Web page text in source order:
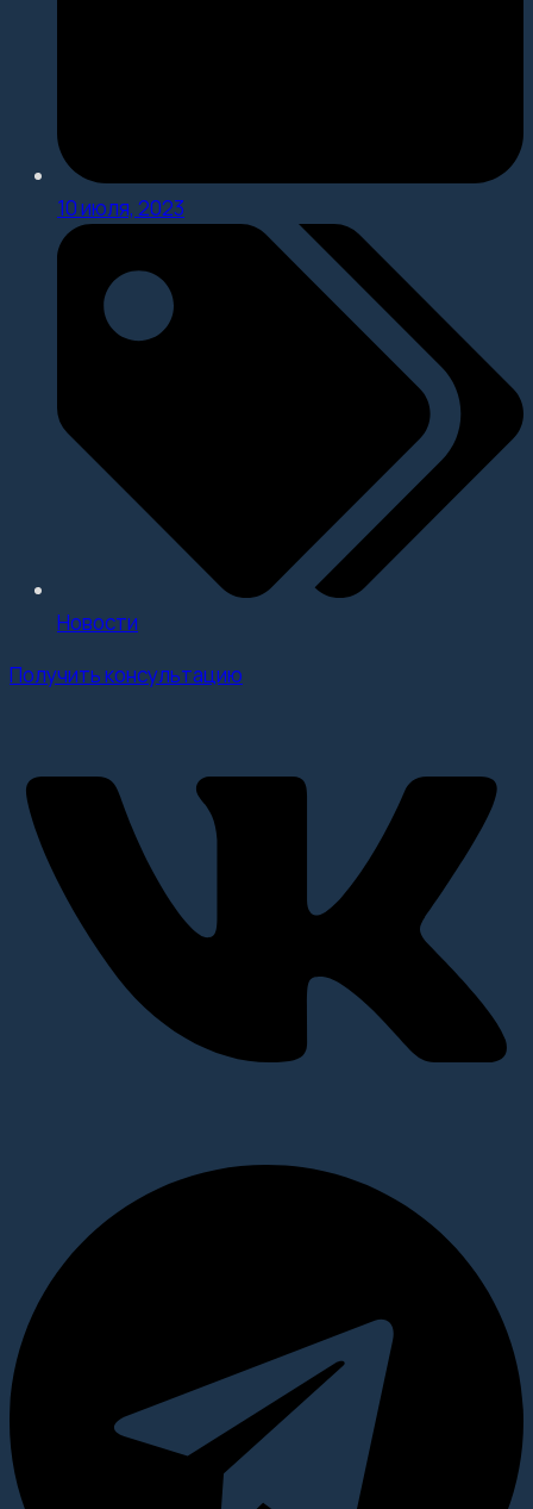
10 июля, 2023
Новости
Получить консультацию